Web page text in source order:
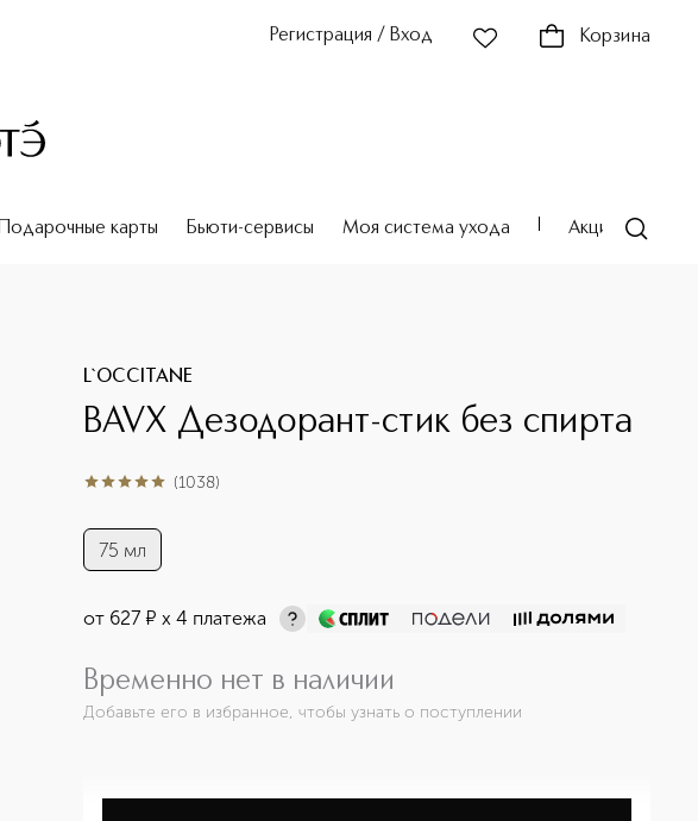
Регистрация / Вход Корзина
Подарочные карты Бьюти-сервисы Моя система ухода Акции
L`OCCITANE
BAVX Дезодорант-стик без спирта
5из 51038 (1038)
75 мл
от 627 ¤ х 4 платежа
Временно нет в наличии
Добавьте его в избранное, чтобы узнать о поступлении